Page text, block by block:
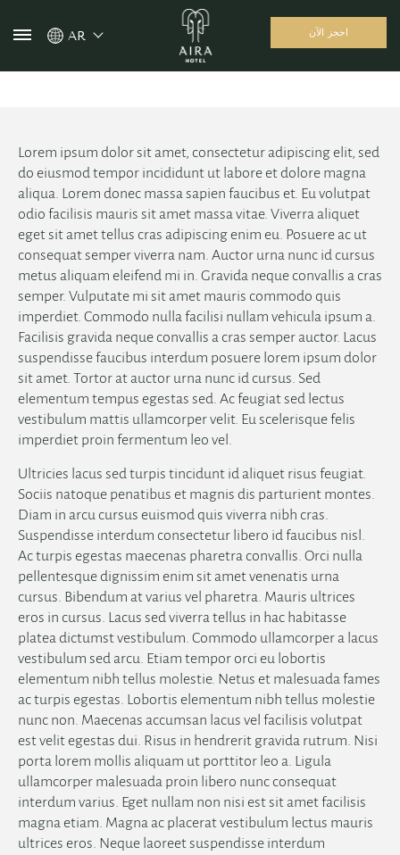
AR احجز الآن
Lorem ipsum dolor sit amet, consectetur adipiscing elit, sed
do eiusmod tempor incididunt ut labore et dolore magna
aliqua. Lorem donec massa sapien faucibus et. Eu volutpat
odio facilisis mauris sit amet massa vitae. Viverra aliquet
eget sit amet tellus cras adipiscing enim eu. Posuere ac ut
consequat semper viverra nam. Auctor urna nunc id cursus
metus aliquam eleifend mi in. Gravida neque convallis a cras
semper. Vulputate mi sit amet mauris commodo quis
imperdiet. Commodo nulla facilisi nullam vehicula ipsum a.
Facilisis gravida neque convallis a cras semper auctor. Lacus
suspendisse faucibus interdum posuere lorem ipsum dolor
sit amet. Tortor at auctor urna nunc id cursus. Sed
elementum tempus egestas sed. Ac feugiat sed lectus
vestibulum mattis ullamcorper velit. Eu scelerisque felis
imperdiet proin fermentum leo vel.
Ultricies lacus sed turpis tincidunt id aliquet risus feugiat.
Sociis natoque penatibus et magnis dis parturient montes.
Diam in arcu cursus euismod quis viverra nibh cras.
Suspendisse interdum consectetur libero id faucibus nisl.
Ac turpis egestas maecenas pharetra convallis. Orci nulla
pellentesque dignissim enim sit amet venenatis urna
cursus. Bibendum at varius vel pharetra. Mauris ultrices
eros in cursus. Lacus sed viverra tellus in hac habitasse
platea dictumst vestibulum. Commodo ullamcorper a lacus
vestibulum sed arcu. Etiam tempor orci eu lobortis
elementum nibh tellus molestie. Netus et malesuada fames
ac turpis egestas. Lobortis elementum nibh tellus molestie
nunc non. Maecenas accumsan lacus vel facilisis volutpat
est velit egestas dui. Risus in hendrerit gravida rutrum. Nisi
porta lorem mollis aliquam ut porttitor leo a. Ligula
ullamcorper malesuada proin libero nunc consequat
interdum varius. Eget nullam non nisi est sit amet facilisis
magna etiam. Magna ac placerat vestibulum lectus mauris
ultrices eros. Neque laoreet suspendisse interdum